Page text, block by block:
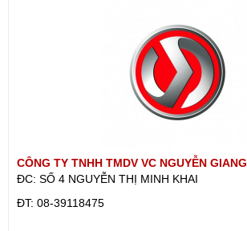
CÔNG TY TNHH TMDV VC NGUYỄN GIANG
ĐC: SỐ 4 NGUYỄN THỊ MINH KHAI
ÐT: 08-39118475